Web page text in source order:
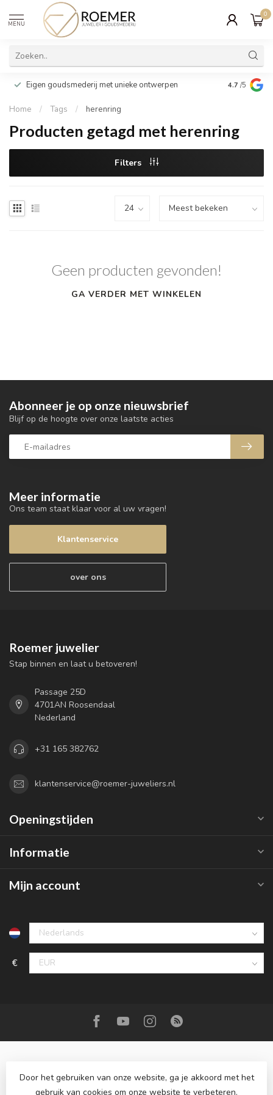
MENU
0
Eigen goudsmederij met unieke ontwerpen Wij
cadeau
4.7 /5
Home / Tags / herenring
Producten getagd met herenring
Filters
Geen producten gevonden!
GA VERDER MET WINKELEN
Meer informatie
Ons team staat klaar voor al uw vragen!
Klantenservice
over ons
Abonneer je op onze nieuwsbrief
Blijf op de hoogte over onze laatste acties
Roemer juwelier
Stap binnen en laat u betoveren!
Passage 25D
4701AN Roosendaal
Nederland
+31 165 382762
klantenservice@roemer-juweliers.nl
Openingstijden
Informatie
Mijn account
€
Door het gebruiken van onze website, ga je akkoord met het
gebruik van cookies om onze website te verbeteren.